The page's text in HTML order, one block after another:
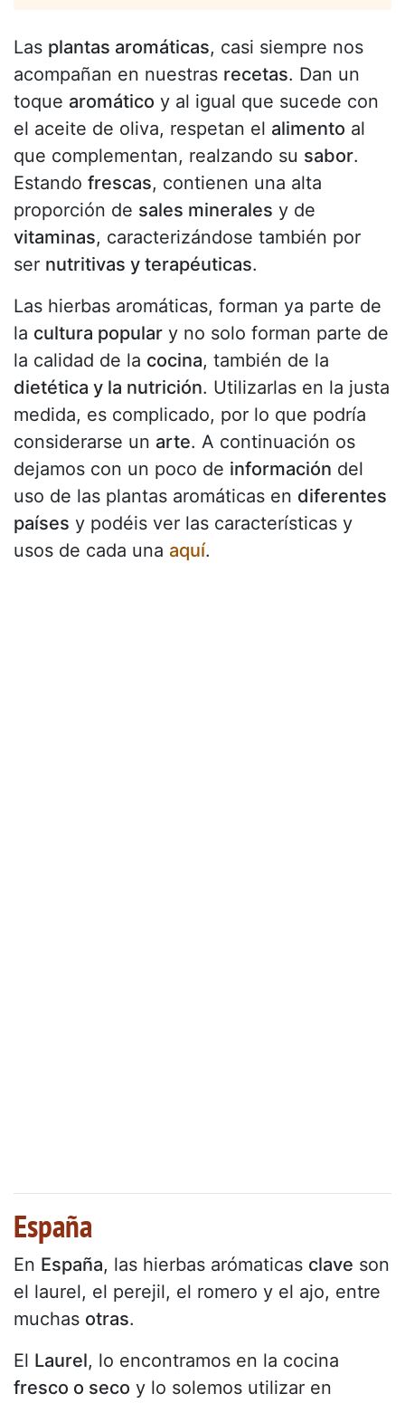
Las plantas aromáticas, casi siempre nos
acompañan en nuestras recetas. Dan un
toque aromático y al igual que sucede con
el aceite de oliva, respetan el alimento al
que complementan, realzando su sabor.
Estando frescas, contienen una alta
proporción de sales minerales y de
vitaminas, caracterizándose también por
ser nutritivas y terapéuticas.
Las hierbas aromáticas, forman ya parte de
la cultura popular y no solo forman parte de
la calidad de la cocina, también de la
dietética y la nutrición. Utilizarlas en la justa
medida, es complicado, por lo que podría
considerarse un arte. A continuación os
dejamos con un poco de información del
uso de las plantas aromáticas en diferentes
países y podéis ver las características y
usos de cada una aquí.
España
En España, las hierbas arómaticas clave son
el laurel, el perejil, el romero y el ajo, entre
muchas otras.
El Laurel, lo encontramos en la cocina
fresco o seco y lo solemos utilizar en